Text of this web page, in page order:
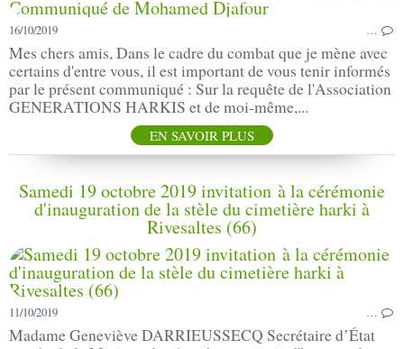
16/10/2019 …
Mes chers amis, Dans le cadre du combat que je mène avec
certains d'entre vous, il est important de vous tenir informés
par le présent communiqué : Sur la requête de l'Association
GENERATIONS HARKIS et de moi-même,...
EN SAVOIR PLUS
Samedi 19 octobre 2019 invitation à la cérémonie
d'inauguration de la stèle du cimetière harki à
Rivesaltes (66)
11/10/2019 …
Madame Geneviève DARRIEUSSECQ Secrétaire d’État